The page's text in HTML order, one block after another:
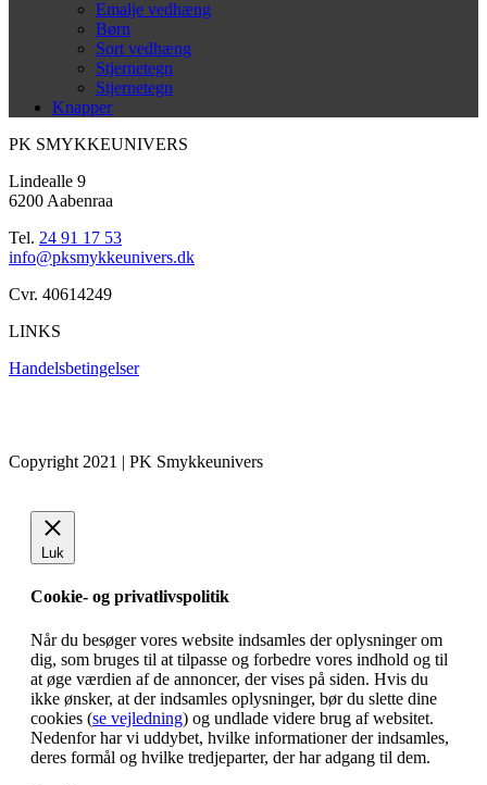
Emalje vedhæng
Børn
Sort vedhæng
Stjernetegn
Stjernetegn
Knapper
PK SMYKKEUNIVERS
Lindealle 9
6200 Aabenraa
Tel. 24 91 17 53
info@pksmykkeunivers.dk
Cvr. 40614249
LINKS
Handelsbetingelser
Copyright 2021 | PK Smykkeunivers
Luk
Cookie- og privatlivspolitik
Når du besøger vores website indsamles der oplysninger om
dig, som bruges til at tilpasse og forbedre vores indhold og til
at øge værdien af de annoncer, der vises på siden. Hvis du
ikke ønsker, at der indsamles oplysninger, bør du slette dine
cookies (se vejledning) og undlade videre brug af websitet.
Nedenfor har vi uddybet, hvilke informationer der indsamles,
deres formål og hvilke tredjeparter, der har adgang til dem.